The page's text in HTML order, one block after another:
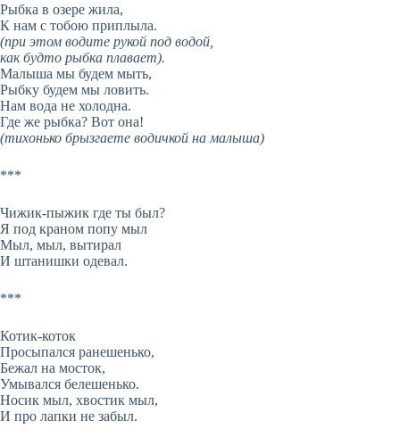
Рыбка в озере жила,
К нам с тобою приплыла.
(при этом водите рукой под водой,
как будто рыбка плавает).
Малыша мы будем мыть,
Рыбку будем мы ловить.
Нам вода не холодна.
Где же рыбка? Вот она!
(тихонько брызгаете водичкой на малыша)
***
Чижик-пыжик где ты был?
Я под краном попу мыл
Мыл, мыл, вытирал
И штанишки одевал.
***
Котик-коток
Просыпался ранешенько,
Бежал на мосток,
Умывался белешенько.
Носик мыл, хвостик мыл,
И про лапки не забыл.